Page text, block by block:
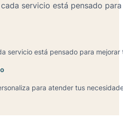
servicio está pensado
servicio está pensado para
para atender tus